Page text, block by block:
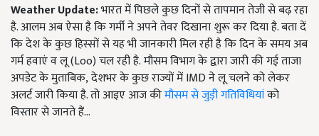
Weather Update:भारत में पिछले कुछ दिनों से तापमान तेजी से बढ़ रहा
है. आलम अब ऐसा है कि गर्मी ने अपने तेवर दिखाना शुरू कर दिया है. बता दें
कि देश के कुछ हिस्सों से यह भी जानकारी मिल रही है कि दिन के समय अब
गर्म हवाएं व लू (Loo) चल रही है. मौसम विभाग के द्वारा जारी की गई ताजा
अपडेट के मुताबिक, देशभर के कुछ राज्यों में IMD ने लू चलने को लेकर
अलर्ट जारी किया है. तो आइए आज कीमौसम से जुड़ी गतिविधियांको
विस्तार से जानते हैं...